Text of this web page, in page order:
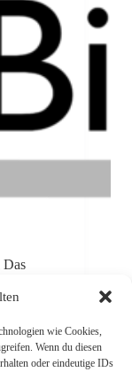
wie Cookies,
Wenn du diesen
oder eindeutige IDs
Das
in
der